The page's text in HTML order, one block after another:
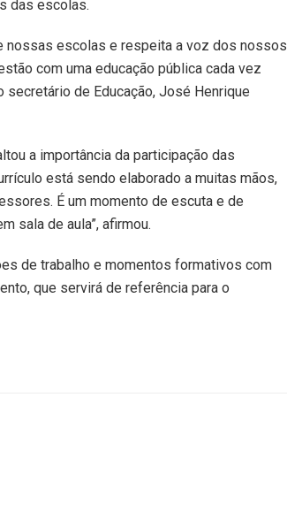
das escolas.
nossas escolas e respeita a voz dos nossos
com uma educação pública cada vez
secretário de Educação, José Henrique
a importância da participação das
está sendo elaborado a muitas mãos,
É um momento de escuta e de
sala de aula”, afirmou.
de trabalho e momentos formativos com
que servirá de referência para o